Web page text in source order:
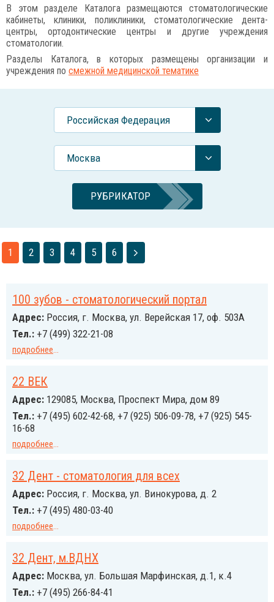
В этом разделе Каталога размещаются стоматологические
кабинеты, клиники, поликлиники, стоматологические дента-
центры, ортодонтические центры и другие учреждения
стоматологии.
Разделы Каталога, в которых размещены организации и
учреждения по смежной медицинской тематике
Российcкая Федерация
Москва
РУБРИКАТОР
1 2 3 4 5 6
100 зубов - стоматологический портал
Адрес: Россия, г. Москва, ул. Верейская 17, оф. 503А
Тел.: +7 (499) 322-21-08
подробнее...
22 ВЕК
Адрес: 129085, Москва, Проспект Мира, дом 89
Тел.: +7 (495) 602-42-68, +7 (925) 506-09-78, +7 (925) 545-
16-68
подробнее...
32 Дент - стоматология для всех
Адрес: Россия, г. Москва, ул. Винокурова, д. 2
Тел.: +7 (495) 480-03-40
подробнее...
32 Дент, м.ВДНХ
Адрес: Москва, ул. Большая Марфинская, д.1, к.4
Тел.: +7 (495) 266-84-41